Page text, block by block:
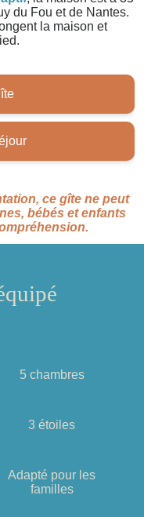
du Fou et de Nantes.
la maison et
ce gîte ne peut
bébés et enfants
5 chambres
3 étoiles
Adapté pour les
familles